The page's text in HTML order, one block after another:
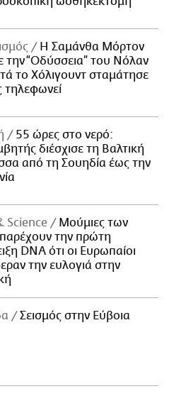
Η Σαμάνθα Μόρτον
την “Οδύσσεια” του Νόλαν
το Χόλιγουντ σταμάτησε
τηλεφωνεί
55 ώρες στο νερό:
διέσχισε τη Βαλτική
από τη Σουηδία έως την
Science
Μούμιες των
παρέχουν την πρώτη
DNA ότι οι Ευρωπαίοι
την ευλογιά στην
Σεισμός στην Εύβοια